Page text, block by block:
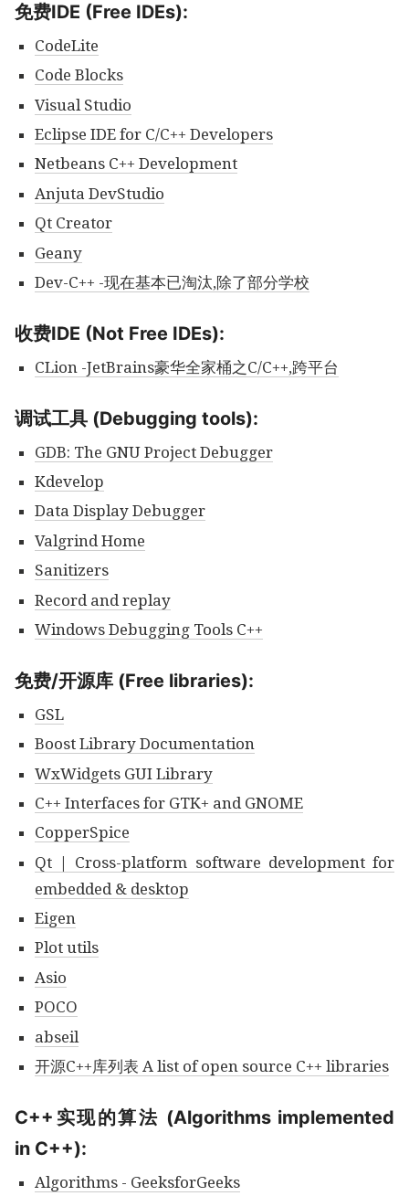
免费IDE (Free IDEs):
CodeLite
Code Blocks
Visual Studio
Eclipse IDE for C/C++ Developers
Netbeans C++ Development
Anjuta DevStudio
Qt Creator
Geany
Dev-C++ -现在基本已淘汰,除了部分学校
收费IDE (Not Free IDEs):
CLion -JetBrains豪华全家桶之C/C++,跨平台
调试工具 (Debugging tools):
GDB: The GNU Project Debugger
Kdevelop
Data Display Debugger
Valgrind Home
Sanitizers
Record and replay
Windows Debugging Tools C++
免费/开源库 (Free libraries):
GSL
Boost Library Documentation
WxWidgets GUI Library
C++ Interfaces for GTK+ and GNOME
CopperSpice
Qt | Cross-platform software development for
embedded & desktop
Eigen
Plot utils
Asio
POCO
abseil
开源C++库列表 A list of open source C++ libraries
C++实现的算法 (Algorithms implemented
in C++):
Algorithms - GeeksforGeeks